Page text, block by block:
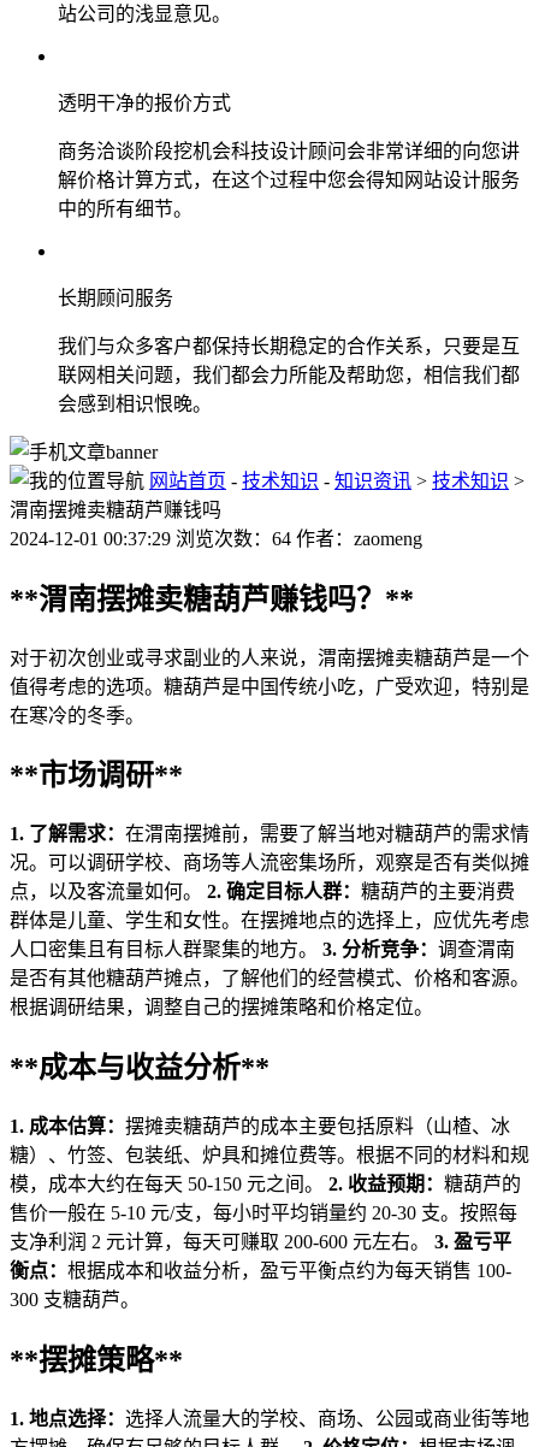
站公司的浅显意见。
透明干净的报价方式
商务洽谈阶段挖机会科技设计顾问会非常详细的向您讲
解价格计算方式，在这个过程中您会得知网站设计服务
中的所有细节。
长期顾问服务
我们与众多客户都保持长期稳定的合作关系，只要是互
联网相关问题，我们都会力所能及帮助您，相信我们都
会感到相识恨晚。
网站首页 - 技术知识 - 知识资讯 > 技术知识 >
渭南摆摊卖糖葫芦赚钱吗
2024-12-01 00:37:29 浏览次数：64 作者：zaomeng
**渭南摆摊卖糖葫芦赚钱吗？**
对于初次创业或寻求副业的人来说，渭南摆摊卖糖葫芦是一个
值得考虑的选项。糖葫芦是中国传统小吃，广受欢迎，特别是
在寒冷的冬季。
**市场调研**
1. 了解需求： 在渭南摆摊前，需要了解当地对糖葫芦的需求情
况。可以调研学校、商场等人流密集场所，观察是否有类似摊
点，以及客流量如何。 2. 确定目标人群： 糖葫芦的主要消费
群体是儿童、学生和女性。在摆摊地点的选择上，应优先考虑
人口密集且有目标人群聚集的地方。 3. 分析竞争： 调查渭南
是否有其他糖葫芦摊点，了解他们的经营模式、价格和客源。
根据调研结果，调整自己的摆摊策略和价格定位。
**成本与收益分析**
1. 成本估算： 摆摊卖糖葫芦的成本主要包括原料（山楂、冰
糖）、竹签、包装纸、炉具和摊位费等。根据不同的材料和规
模，成本大约在每天 50-150 元之间。 2. 收益预期： 糖葫芦的
售价一般在 5-10 元/支，每小时平均销量约 20-30 支。按照每
支净利润 2 元计算，每天可赚取 200-600 元左右。 3. 盈亏平
衡点： 根据成本和收益分析，盈亏平衡点约为每天销售 100-
300 支糖葫芦。
**摆摊策略**
1. 地点选择： 选择人流量大的学校、商场、公园或商业街等地